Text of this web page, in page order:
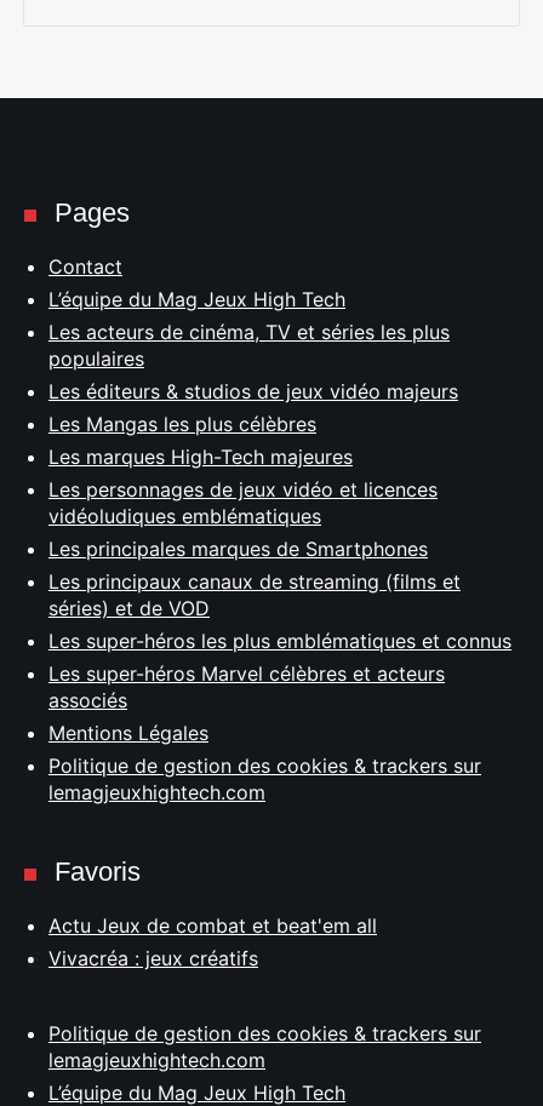
Pages
Contact
L’équipe du Mag Jeux High Tech
Les acteurs de cinéma, TV et séries les plus
populaires
Les éditeurs & studios de jeux vidéo majeurs
Les Mangas les plus célèbres
Les marques High-Tech majeures
Les personnages de jeux vidéo et licences
vidéoludiques emblématiques
Les principales marques de Smartphones
Les principaux canaux de streaming (films et
séries) et de VOD
Les super-héros les plus emblématiques et connus
Les super-héros Marvel célèbres et acteurs
associés
Mentions Légales
Politique de gestion des cookies & trackers sur
lemagjeuxhightech.com
Favoris
Actu Jeux de combat et beat'em all
Vivacréa : jeux créatifs
Politique de gestion des cookies & trackers sur
lemagjeuxhightech.com
L’équipe du Mag Jeux High Tech